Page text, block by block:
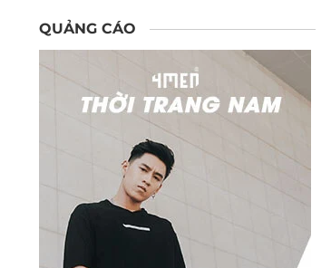
QUẢNG CÁO